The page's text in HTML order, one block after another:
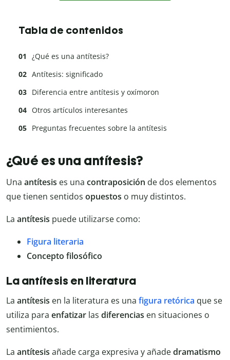
Tabla de contenidos
¿Qué es una antítesis?
Antítesis: significado
Diferencia entre antítesis y oxímoron
Otros artículos interesantes
Preguntas frecuentes sobre la antítesis
¿Qué es una antítesis?
Una antítesis es una contraposición de dos elementos
que tienen sentidos opuestos o muy distintos.
La antítesis puede utilizarse como:
Figura literaria
Concepto filosófico
La antítesis en literatura
La antítesis en la literatura es una figura retórica que se
utiliza para enfatizar las diferencias en situaciones o
sentimientos.
La antítesis añade carga expresiva y añadedramatismo